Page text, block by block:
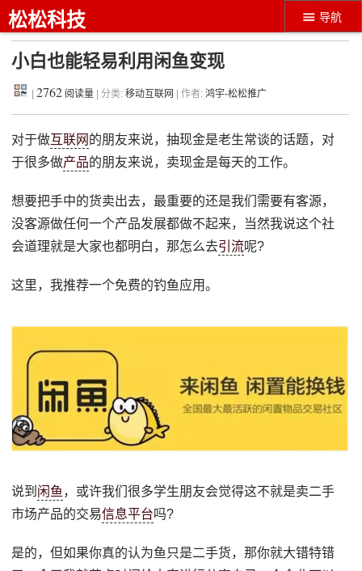
导航
松松科技
小白也能轻易利用闲鱼变现
|2762 阅读量 | 分类:移动互联网 | 作者:鸿宇-松松推广
对于做互联网 的朋友来说，抽现金是老生常谈的话题，对
于很多做产品的朋友来说，卖现金是每天的工作。
想要把手中的货卖出去，最重要的还是我们需要有客源，
没客源做任何一个产品发展都做不起来，当然我说这个社
会道理就是大家也都明白，那怎么去引流呢?
这里，我推荐一个免费的钓鱼应用。
说到 闲鱼 ，或许我们很多学生朋友会觉得这不就是卖二手
市场产品的交易信息平台吗?
是的，但如果你真的认为鱼只是二手货，那你就大错特错